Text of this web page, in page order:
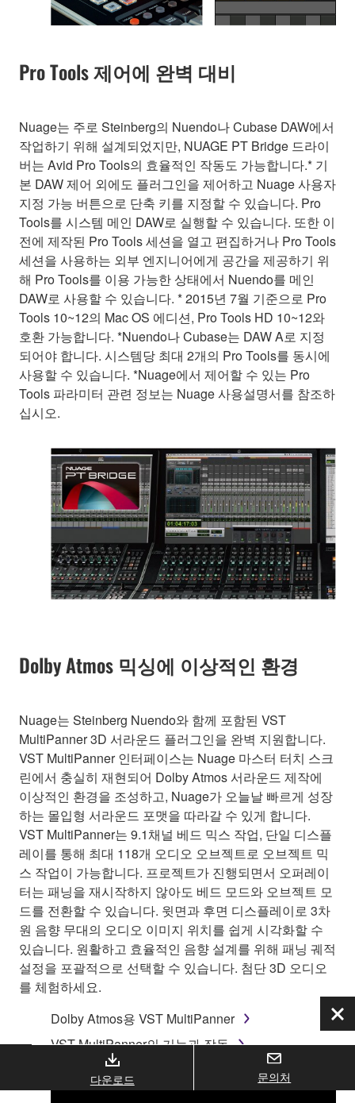
Pro Tools 제어에 완벽 대비
Nuage는 주로 Steinberg의 Nuendo나 Cubase DAW에서
작업하기 위해 설계되었지만, NUAGE PT Bridge 드라이
버는 Avid Pro Tools의 효율적인 작동도 가능합니다.* 기
본 DAW 제어 외에도 플러그인을 제어하고 Nuage 사용자
지정 가능 버튼으로 단축 키를 지정할 수 있습니다. Pro
Tools를 시스템 메인 DAW로 실행할 수 있습니다. 또한 이
전에 제작된 Pro Tools 세션을 열고 편집하거나 Pro Tools
세션을 사용하는 외부 엔지니어에게 공간을 제공하기 위
해 Pro Tools를 이용 가능한 상태에서 Nuendo를 메인
DAW로 사용할 수 있습니다. * 2015년 7월 기준으로 Pro
Tools 10~12의 Mac OS 에디션, Pro Tools HD 10~12와
호환 가능합니다. *Nuendo나 Cubase는 DAW A로 지정
되어야 합니다. 시스템당 최대 2개의 Pro Tools를 동시에
사용할 수 있습니다. *Nuage에서 제어할 수 있는 Pro
Tools 파라미터 관련 정보는 Nuage 사용설명서를 참조하
십시오.
Dolby Atmos 믹싱에 이상적인 환경
Nuage는 Steinberg Nuendo와 함께 포함된 VST
MultiPanner 3D 서라운드 플러그인을 완벽 지원합니다.
VST MultiPanner 인터페이스는 Nuage 마스터 터치 스크
린에서 충실히 재현되어 Dolby Atmos 서라운드 제작에
이상적인 환경을 조성하고, Nuage가 오늘날 빠르게 성장
하는 몰입형 서라운드 포맷을 따라갈 수 있게 합니다.
VST MultiPanner는 9.1채널 베드 믹스 작업, 단일 디스플
레이를 통해 최대 118개 오디오 오브젝트로 오브젝트 믹
스 작업이 가능합니다. 프로젝트가 진행되면서 오퍼레이
터는 패닝을 재시작하지 않아도 베드 모드와 오브젝트 모
드를 전환할 수 있습니다. 윗면과 후면 디스플레이로 3차
원 음향 무대의 오디오 이미지 위치를 쉽게 시각화할 수
있습니다. 원활하고 효율적인 음향 설계를 위해 패닝 궤적
설정을 포괄적으로 선택할 수 있습니다. 첨단 3D 오디오
를 체험하세요.
Dolby Atmos용 VST MultiPanner
VST MultiPanner의 기능과 작동
다운로드 문의처
닫
기